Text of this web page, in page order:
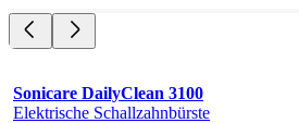
Sonicare DailyClean 3100
Elektrische Schallzahnbürste